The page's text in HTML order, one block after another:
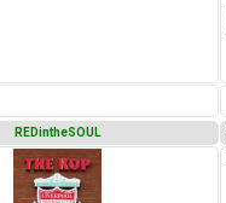
REDintheSOUL